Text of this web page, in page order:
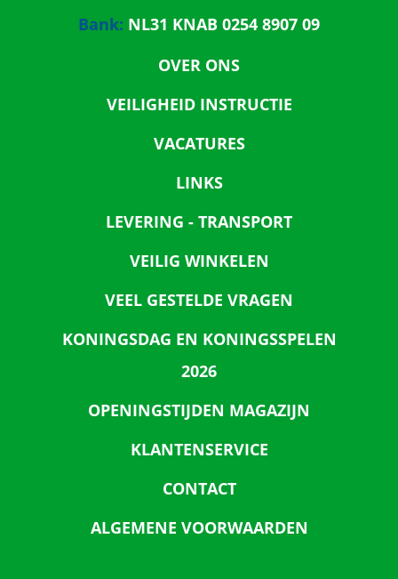
Bank: NL31 KNAB 0254 8907 09
OVER ONS
VEILIGHEID INSTRUCTIE
VACATURES
LINKS
LEVERING - TRANSPORT
VEILIG WINKELEN
VEEL GESTELDE VRAGEN
KONINGSDAG EN KONINGSSPELEN
2026
OPENINGSTIJDEN MAGAZIJN
KLANTENSERVICE
CONTACT
ALGEMENE VOORWAARDEN